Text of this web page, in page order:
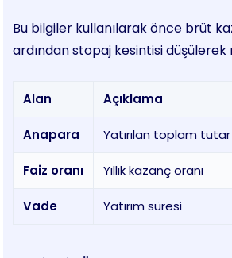
Bu bilgiler kullanılarak önce brüt
ardından stopaj kesintisi
Alan Açıklama
Anapara Yatırılan toplam tutar
Faiz oranı Yıllık kazanç oranı
Vade Yatırım süresi